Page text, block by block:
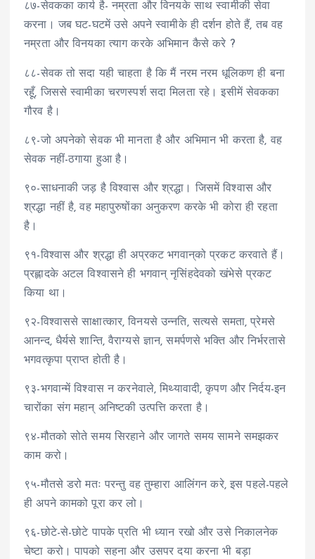
८७-सेवकका कार्य है- नम्रता और विनयके साथ स्वामीकी सेवा
करना। जब घट-घटमें उसे अपने स्वामीके ही दर्शन होते हैं, तब वह
नम्रता और विनयका त्याग करके अभिमान कैसे करे ?
८८-सेवक तो सदा यही चाहता है कि मैं नरम नरम धूलिकण ही बना
रहूँ, जिससे स्वामीका चरणस्पर्श सदा मिलता रहे। इसीमें सेवकका
गौरव है।
८९-जो अपनेको सेवक भी मानता है और अभिमान भी करता है, वह
सेवक नहीं-ठगाया हुआ है।
९०-साधनाकी जड़ है विश्वास और श्रद्धा। जिसमें विश्वास और
श्रद्धा नहीं है, वह महापुरुषोंका अनुकरण करके भी कोरा ही रहता
है।
९१-विश्वास और श्रद्धा ही अप्रकट भगवान्‌को प्रकट करवाते हैं।
प्रह्लादके अटल विश्वासने ही भगवान् नृसिंहदेवको खंभेसे प्रकट
किया था।
९२-विश्वाससे साक्षात्कार, विनयसे उन्नति, सत्यसे समता, प्रेमसे
आनन्द, धैर्यसे शान्ति, वैराग्यसे ज्ञान, समर्पणसे भक्ति और निर्भरतासे
भगवत्कृपा प्राप्त होती है।
९३-भगवान्में विश्वास न करनेवाले, मिथ्यावादी, कृपण और निर्दय-इन
चारोंका संग महान् अनिष्टकी उत्पत्ति करता है।
९४-मौतको सोते समय सिरहाने और जागते समय सामने समझकर
काम करो।
९५-मौतसे डरो मतः परन्तु वह तुम्हारा आलिंगन करे, इस पहले-पहले
ही अपने कामको पूरा कर लो।
९६-छोटे-से-छोटे पापके प्रति भी ध्यान रखो और उसे निकालनेक
चेष्टा करो। पापको सहना और उसपर दया करना भी बड़ा